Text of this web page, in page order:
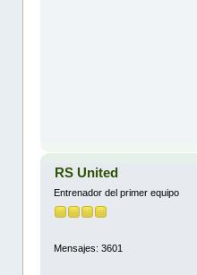
RS United
Entrenador del primer equipo
Mensajes: 3601